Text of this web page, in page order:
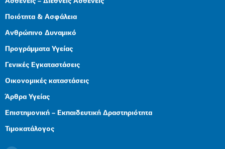
Ποιότητα & Ασφάλεια
Ανθρώπινο Δυναμικό
Προγράμματα Υγείας
Γενικές Εγκαταστάσεις
Οικονομικές καταστάσεις
Άρθρα Υγείας
Επιστημονική – Εκπαιδευτική Δραστηριότητα
Τιμοκατάλογος